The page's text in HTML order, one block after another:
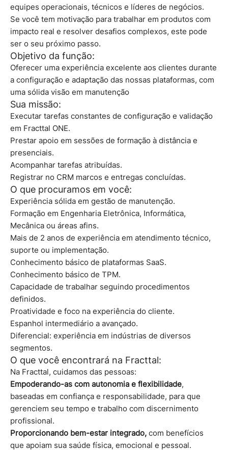
equipes operacionais, técnicos e líderes de negócios.
Se você tem motivação para trabalhar em produtos com
impacto real e resolver desafios complexos, este pode
ser o seu próximo passo.
Objetivo da função:
Oferecer uma experiência excelente aos clientes durante
a configuração e adaptação das nossas plataformas, com
uma sólida visão em manutenção
Sua missão:
Executar tarefas constantes de configuração e validação
em Fracttal ONE.
Prestar apoio em sessões de formação à distância e
presenciais.
Acompanhar tarefas atribuídas.
Registrar no CRM marcos e entregas concluídas.
O que procuramos em você:
Experiência sólida em gestão de manutenção.
Formação em Engenharia Eletrônica, Informática,
Mecânica ou áreas afins.
Mais de 2 anos de experiência em atendimento técnico,
suporte ou implementação.
Conhecimento básico de plataformas SaaS.
Conhecimento básico de TPM.
Capacidade de trabalhar seguindo procedimentos
definidos.
Proatividade e foco na experiência do cliente.
Espanhol intermediário a avançado.
Diferencial: experiência em indústrias de diversos
segmentos.
O que você encontrará na Fracttal:
Na Fracttal, cuidamos das pessoas:
Empoderando-as com autonomia e flexibilidade,
baseadas em confiança e responsabilidade, para que
gerenciem seu tempo e trabalho com discernimento
profissional.
Proporcionando bem-estar integrado, com benefícios
que apoiam sua saúde física, emocional e pessoal.